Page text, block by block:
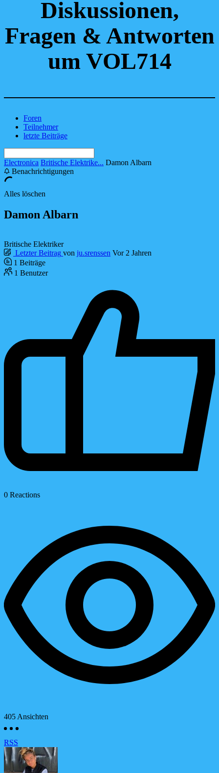
Diskussionen,
Fragen & Antworten
um VOL714
Foren
Teilnehmer
letzte Beiträge
Electronica Britische Elektrike... Damon Albarn
Benachrichtigungen
Alles löschen
Damon Albarn
Britische Elektriker
Letzter Beitrag von ju.srenssen Vor 2 Jahren
1 Beiträge
1 Benutzer
0 Reactions
405 Ansichten
RSS